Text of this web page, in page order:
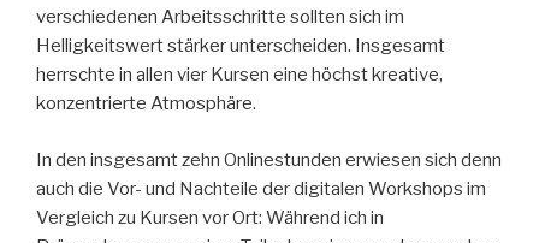
verschiedenen Arbeitsschritte sollten sich im
Helligkeitswert stärker unterscheiden. Insgesamt
herrschte in allen vier Kursen eine höchst kreative,
konzentrierte Atmosphäre.
In den insgesamt zehn Onlinestunden erwiesen sich denn
auch die Vor- und Nachteile der digitalen Workshops im
Vergleich zu Kursen vor Ort: Während ich in